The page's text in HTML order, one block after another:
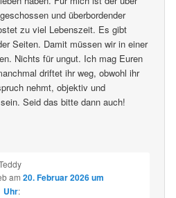
und überbordender
zu viel Lebenszeit. Es gibt
Seiten. Damit müssen wir in einer
Nichts für ungut. Ich mag Euren
driftet ihr weg, obwohl ihr
nehmt, objektiv und
Seid das bitte dann auch!
am 20. Februar 2026 um
Uhr: